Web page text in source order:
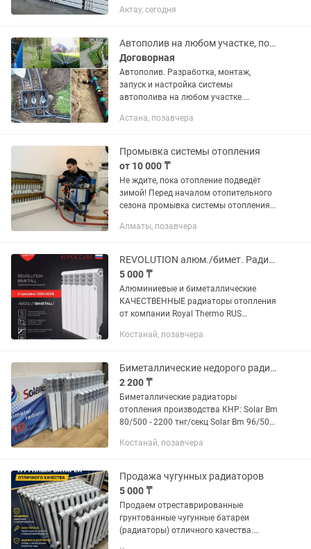
биметаллические и итальянские
1800 тг за секцию....
Актау, сегодня
Автополив на любом участке, под ключ. Гарантия, обслуживание.
Договорная
Автополив. Разработка, монтаж,
запуск и настройка системы
автополива на любом участке.
зимовке и весенний запуск с
дождя, полная...
Астана, позавчера
Промывка системы отопления
от 10 000 ₸
Не ждите, пока отопление подведёт
зимой! Перед началом отопительного
сезона промывка системы отопления
избежать лишних расходов и холодных
Алматы, позавчера
REVOLUTION алюм./бимет. Радиаторы отопления в Костанае
5 000 ₸
Алюминиевые и биметаллические
КАЧЕСТВЕННЫЕ радиаторы отопления
от компании Royal Thermo RUS
Итальянское качество! Модели: 1.
Костанай, позавчера
Биметаллические недорого радиаторы отопления батареи
2 200 ₸
Биметаллические радиаторы
отопления производства КНР: Solar Bm
80/500 - 2200 тнг/секц Solar Bm 96/500
тнг/секц Товар в наличии !!!
Костанай, позавчера
Продажа чугунных радиаторов
5 000 ₸
Продаем отреставрированные
грунтованные чугунные батареи
(радиаторы) отличного качества.